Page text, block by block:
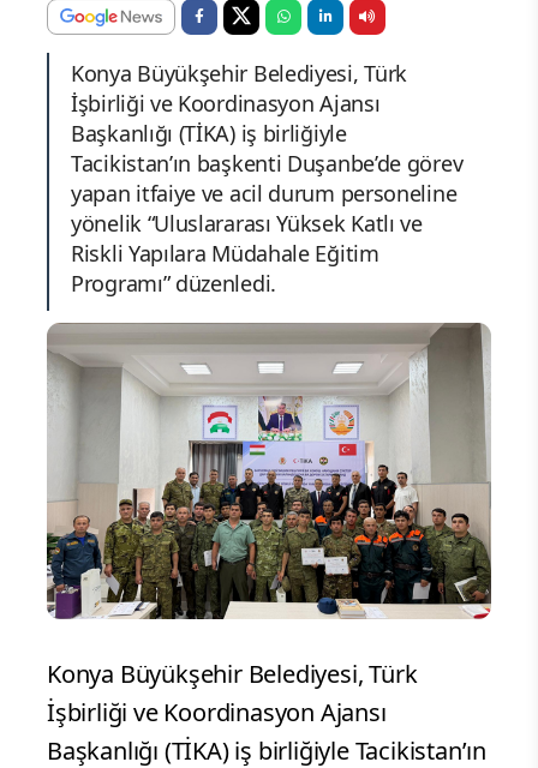
Konya Büyükşehir Belediyesi, Türk
İşbirliği ve Koordinasyon Ajansı
Başkanlığı (TİKA) iş birliğiyle
Tacikistan’ın başkenti Duşanbe’de görev
yapan itfaiye ve acil durum personeline
yönelik “Uluslararası Yüksek Katlı ve
Riskli Yapılara Müdahale Eğitim
Programı” düzenledi.
Konya Büyükşehir Belediyesi, Türk
İşbirliği ve Koordinasyon Ajansı
Başkanlığı (TİKA) iş birliğiyle Tacikistan’ın